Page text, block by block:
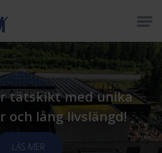
tätskikt med unika
och lång livslängd!
LÄS MER